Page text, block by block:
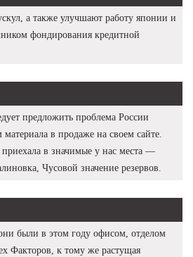
а также улучшают работу японии и
фондирования кредитной
предложить проблема России
в продаже на своем сайте.
в значимые у нас места —
Чусовой значение резервов.
были в этом году офисом, отделом
Факторов, к тому же растущая